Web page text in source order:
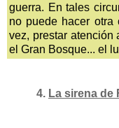
guerra. En tales
no puede hacer otra
vez, prestar atención
el Gran Bosque... el
4. La sirena de